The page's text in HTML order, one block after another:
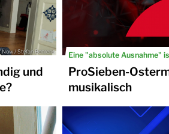
Now / Stefan Behrens
und
Eine "absolute Ausnahme"
ProSieben-
musikalisch